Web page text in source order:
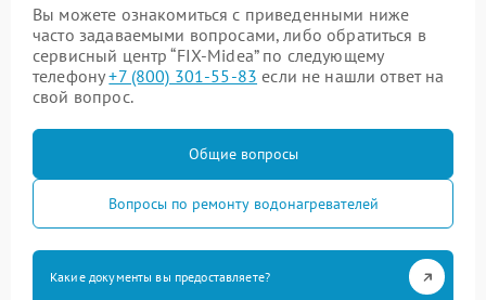
Вы можете ознакомиться с приведенными ниже
часто задаваемыми вопросами, либо обратиться в
сервисный центр “FIX-Midea” по следующему
телефону+7 (800) 301-55-83 если не нашли ответ на
свой вопрос.
Общие вопросы
Вопросы по ремонту водонагревателей
Какие документы вы предоставляете?